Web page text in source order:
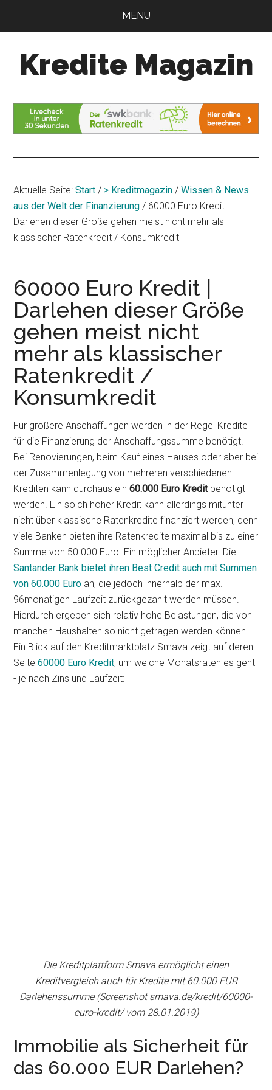
MENU
Kredite Magazin
für
Ihren
Kredit
Aktuelle Seite:Start / > Kreditmagazin / Wissen & News
aus der Welt der Finanzierung / 60000 Euro Kredit |
Darlehen dieser Größe gehen meist nicht mehr als
klassischer Ratenkredit / Konsumkredit
60000 Euro Kredit |
Darlehen dieser Größe
gehen meist nicht
mehr als klassischer
Ratenkredit /
Konsumkredit
Für größere Anschaffungen werden in der Regel Kredite
für die Finanzierung der Anschaffungssumme benötigt.
Bei Renovierungen, beim Kauf eines Hauses oder aber bei
der Zusammenlegung von mehreren verschiedenen
Krediten kann durchaus ein60.000 Euro Kreditbenötigt
werden. Ein solch hoher Kredit kann allerdings mitunter
nicht über klassische Ratenkredite finanziert werden, denn
viele Banken bieten ihre Ratenkredite maximal bis zu einer
Summe von 50.000 Euro. Ein möglicher Anbieter: Die
Santander Bank bietet ihren Best Credit auch mit Summen
von 60.000 Euro an, die jedoch innerhalb der max.
96monatigen Laufzeit zurückgezahlt werden müssen.
Hierdurch ergeben sich relativ hohe Belastungen, die von
manchen Haushalten so nicht getragen werden können.
Ein Blick auf den Kreditmarktplatz Smava zeigt auf deren
Seite60000 Euro Kredit, um welche Monatsraten es geht
- je nach Zins und Laufzeit:
Die Kreditplattform Smava ermöglicht einen
Kreditvergleich auch für Kredite mit 60.000 EUR
Darlehenssumme (Screenshot smava.de/kredit/60000-
euro-kredit/ vom 28.01.2019)
Immobilie als Sicherheit für
das 60.000 EUR Darlehen?